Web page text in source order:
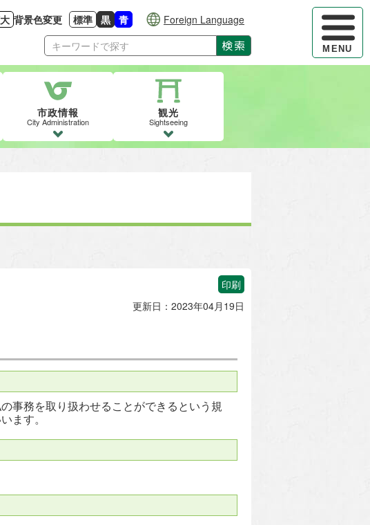
ハンバー
MENU
さをもとの大きさに戻す
を大きくする
背景色変更 標準
背景色の変更：白
黒
背景色の変更：黒
青
背景色の変更：青
Foreign Language
検索
市政情報
City Administration
観光
Sightseeing
印刷
更新日：2023年04月19日
事務を取り扱わせることができるという規
ます。